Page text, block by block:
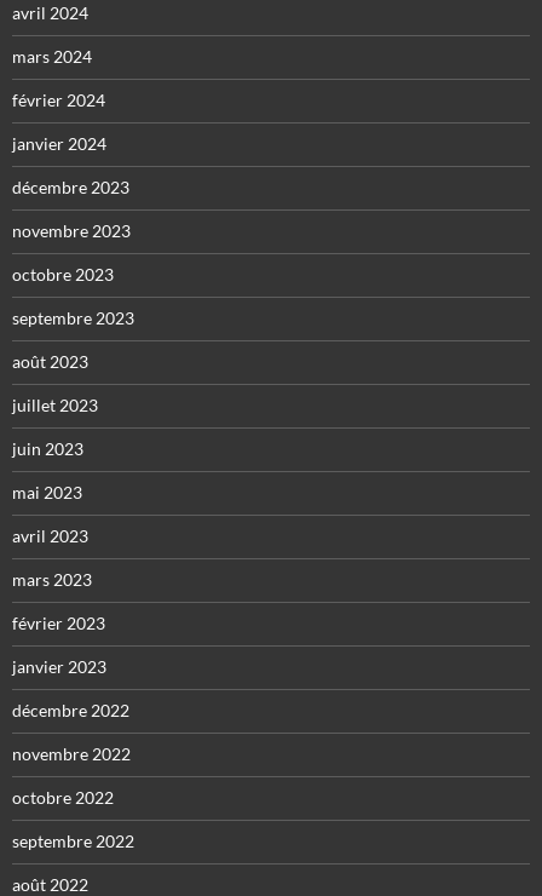
avril 2024
mars 2024
février 2024
janvier 2024
décembre 2023
novembre 2023
octobre 2023
septembre 2023
août 2023
juillet 2023
juin 2023
mai 2023
avril 2023
mars 2023
février 2023
janvier 2023
décembre 2022
novembre 2022
octobre 2022
septembre 2022
août 2022